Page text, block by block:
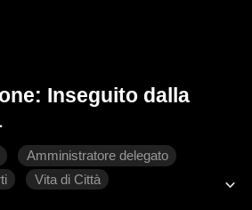
Inseguito dalla
Amministratore delegato
Vita di Città